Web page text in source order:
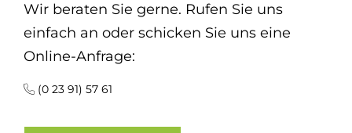
Wir beraten Sie gerne. Rufen Sie uns
einfach an oder schicken Sie uns eine
Online-Anfrage:
(0 23 91) 57 61